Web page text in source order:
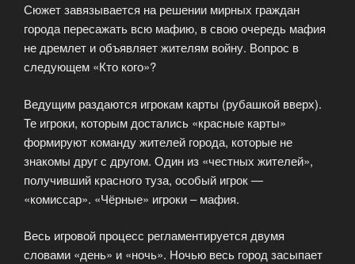
Сюжет завязывается на решении мирных граждан
города пересажать всю мафию, в свою очередь мафия
не дремлет и объявляет жителям войну. Вопрос в
следующем «Кто кого»?
Ведущим раздаются игрокам карты (рубашкой вверх).
Те игроки, которым достались «красные карты»
формируют команду жителей города, которые не
знакомы друг с другом. Один из «честных жителей»,
получивший красного туза, особый игрок —
«комиссар». «Чёрные» игроки – мафия.
Весь игровой процесс регламентируется двумя
словами «день» и «ночь». Ночью весь город засыпает